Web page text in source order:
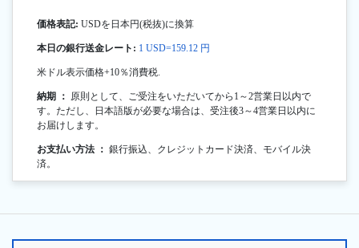
価格表記: USDを日本円(税抜)に換算
本日の銀行送金レート: 1 USD=159.12 円
米ドル表示価格+10％消費税.
納期 ： 原則として、ご受注をいただいてから1～2営業日以内で
す。ただし、日本語版が必要な場合は、受注後3～4営業日以内に
お届けします。
お支払い方法 ： 銀行振込、クレジットカード決済、モバイル決
済。